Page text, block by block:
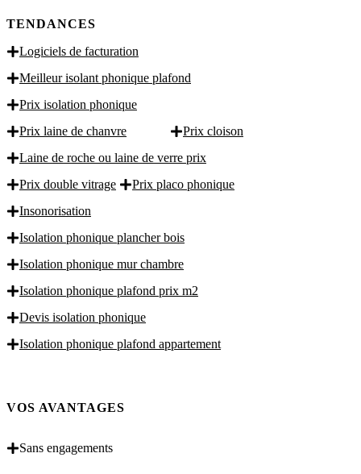
TENDANCES
Logiciels de facturation
Meilleur isolant phonique plafond
Prix isolation phonique
Prix laine de chanvre
Prix cloison
Laine de roche ou laine de verre prix
Prix double vitrage
Prix placo phonique
Insonorisation
Isolation phonique plancher bois
Isolation phonique mur chambre
Isolation phonique plafond prix m2
Devis isolation phonique
Isolation phonique plafond appartement
VOS AVANTAGES
Sans engagements